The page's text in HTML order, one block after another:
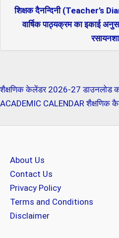
शिक्षक दैनन्दिनी (Teacher’s
वार्षिक पाठ्यक्रम का इकाई
शैक्षणिक केलेंडर 2026-27 डाउनलोड
ACADEMIC CALENDAR शैक्षणिक
About Us
Contact Us
Privacy Policy
Terms and Conditions
Disclaimer